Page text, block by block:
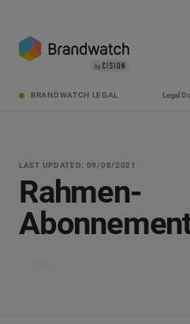
BRANDWATCH LEGAL Legal
LAST UPDATED: 09/08/2021
Rahmen-